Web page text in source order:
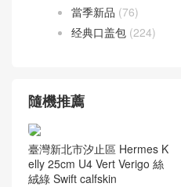
當季新品 (76)
经典口盖包 (224)
隨機推薦
臺灣新北市汐止區 Hermes K
elly 25cm U4 Vert Verigo 絲
絨綠 Swift calfskin